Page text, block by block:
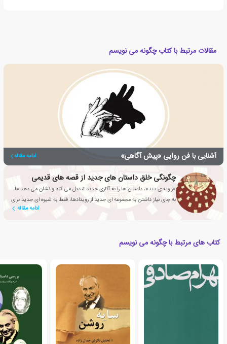
مقالات مرتبط با کتاب چگونه می نویسم
آشنایی با فن روایی «پیش آگاهی» ادامه مقاله
چگونگی خلق داستان های جدید از قصه های قدیمی
«زاویه ی دید»، داستان ها را به آثاری جدید تبدیل می کند و نشان می دهد ما
به جای نیاز داشتن به مجموعه ای جدید از رویدادها، فقط به شیوه ای جدید برای
ادامه مقاله
کتاب های مرتبط با چگونه می نویسم